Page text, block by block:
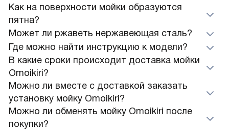
Как на поверхности мойки образуются
пятна?
Может ли ржаветь нержавеющая сталь?
Где можно найти инструкцию к модели?
В какие сроки происходит доставка мойки
Omoikiri?
Можно ли вместе с доставкой заказать
установку мойку Omoikiri?
Можно ли обменять мойку Omoikiri после
покупки?